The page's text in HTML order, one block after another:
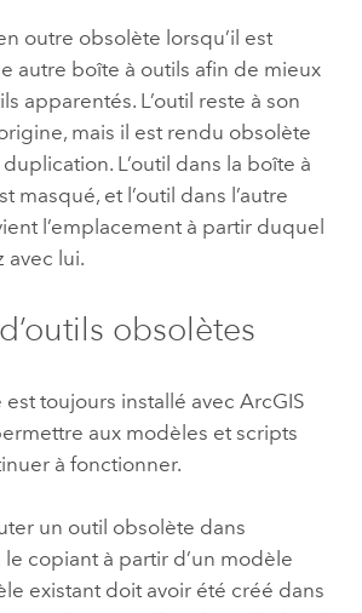
outre obsolète lorsqu’il est
autre boîte à outils afin de mieux
apparentés. L’outil reste à son
mais il est rendu obsolète
L’outil dans la boîte à
masqué, et l’outil dans l’autre
l’emplacement à partir duquel
avec lui.
obsolètes
toujours installé avec ArcGIS
aux modèles et scripts
à fonctionner.
un outil obsolète dans
copiant à partir d’un modèle
existant doit avoir été créé dans